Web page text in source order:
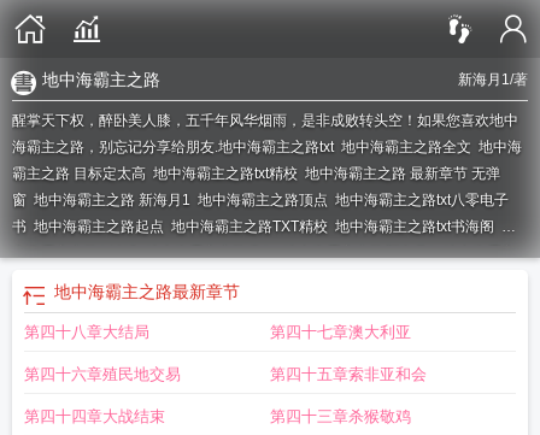
新海月1/著
地中海霸主之路
醒掌天下权，醉卧美人膝，五千年风华烟雨，是非成败转头空！如果您喜欢地中
海霸主之路，别忘记分享给朋友.地中海霸主之路txt 地中海霸主之路全文 地中海
霸主之路 目标定太高 地中海霸主之路txt精校 地中海霸主之路 最新章节 无弹
窗 地中海霸主之路 新海月1 地中海霸主之路顶点 地中海霸主之路txt八零电子
书 地中海霸主之路起点 地中海霸主之路TXT精校 地中海霸主之路txt书海阁 地
中海霸主之路123读地中海霸主之路类似地中海霸主之路新海月1地中海霸主
之路TXT
地中海 霸主之证 地中海霸主之路女主
海霸主之路txt八零
txt完整版地中海霸主之证的条件 地中海霸主之路 树立权威地中海霸主之路笔
海霸主之路123地中海霸主之证地图 地中海霸主之路 不大不小的目标
主之路好看吗地中海霸主之路校对版 地中海霸主之路地图地中海霸主之路TXT
地中海霸主之路最新章节
第四十八章大结局 第四十七章澳大利亚
第四十六章殖民地交易 第四十五章索非亚和会
第四十四章大战结束 第四十三章杀猴敬鸡